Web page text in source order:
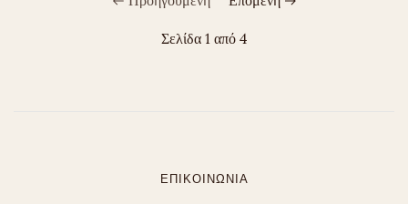
Σελίδα 1 από 4
ΕΠΙΚΟΙΝΩΝΊΑ